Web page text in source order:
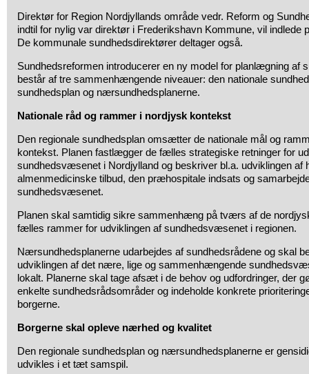
Direktør for Region Nordjyllands område vedr. Reform og
indtil for nylig var direktør i Frederikshavn Kommune, vil indlede
De kommunale sundhedsdirektører deltager også.
Sundhedsreformen introducerer en ny model for planlægning af
består af tre sammenhængende niveauer: den nationale
sundhedsplan og nærsundhedsplanerne.
Nationale råd og rammer i nordjysk kontekst
Den regionale sundhedsplan omsætter de nationale mål og
kontekst. Planen fastlægger de fælles strategiske retninger for
sundhedsvæsenet i Nordjylland og beskriver bl.a. udviklingen af
almenmedicinske tilbud, den præhospitale indsats og
sundhedsvæsenet.
Planen skal samtidig sikre sammenhæng på tværs af de
fælles rammer for udviklingen af sundhedsvæsenet i regionen.
Nærsundhedsplanerne udarbejdes af sundhedsrådene og skal
udviklingen af det nære, lige og sammenhængende
lokalt. Planerne skal tage afsæt i de behov og udfordringer, der
enkelte sundhedsrådsområder og indeholde konkrete
borgerne.
Borgerne skal opleve nærhed og kvalitet
Den regionale sundhedsplan og nærsundhedsplanerne er
udvikles i et tæt samspil.